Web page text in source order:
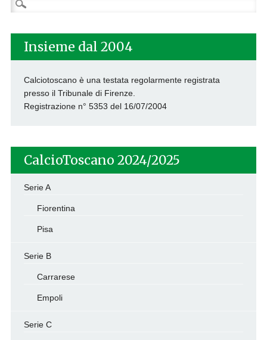
per:
Insieme dal 2004
Calciotoscano è una testata regolarmente registrata
presso il Tribunale di Firenze.
Registrazione n° 5353 del 16/07/2004
CalcioToscano 2024/2025
Serie A
Fiorentina
Pisa
Serie B
Carrarese
Empoli
Serie C